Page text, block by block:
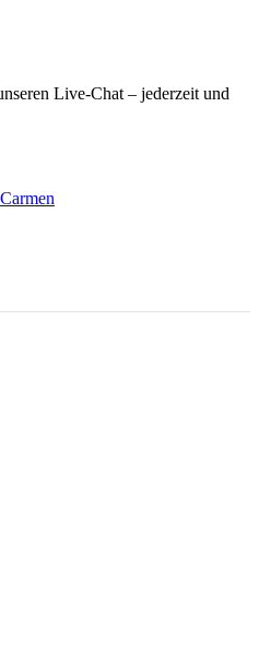
Live-Chat – jederzeit und